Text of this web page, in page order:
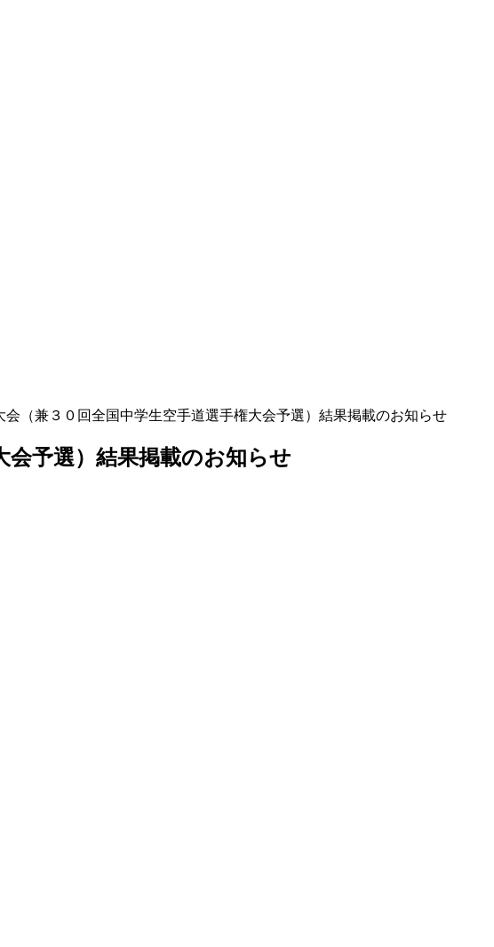
（兼３０回全国中学生空手道選手権大会予選）結果掲載のお知らせ
会予選）結果掲載のお知らせ